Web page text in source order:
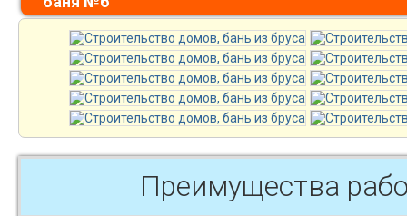
Преимущества